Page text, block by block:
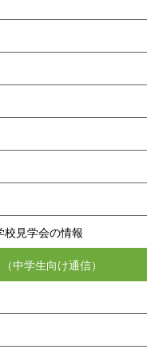
校見学会の情報
中学生向け通信）